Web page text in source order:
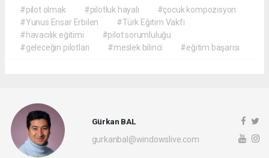
#pilot olmak #pilotluk hayali
#çocuk kompozisyon
#Yunus Ensar Erbilen
#Türk Eğitim Vakfı
#havacılık eğitimi
#pilot sorumluluğu
#geleceğin pilotları
#meslek bilinci #eğitim başarısı
Gürkan BAL
gurkanbal@windowslive.com